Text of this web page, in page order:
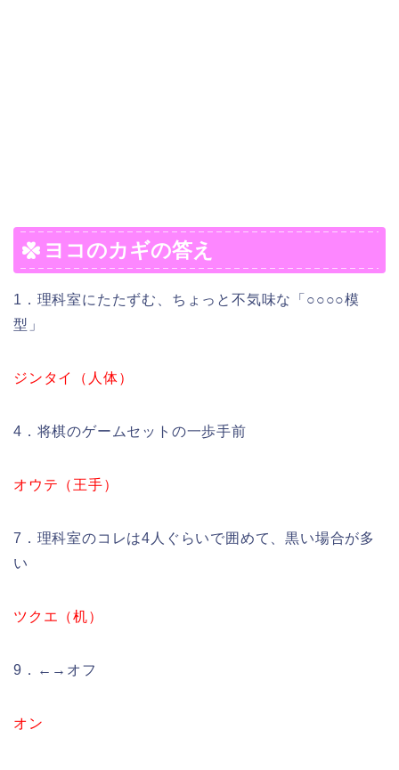
ヨコのカギの答え
1．理科室にたたずむ、ちょっと不気味な「○○○○模
型」
ジンタイ（人体）
4．将棋のゲームセットの一歩手前
オウテ（王手）
7．理科室のコレは4人ぐらいで囲めて、黒い場合が多
い
ツクエ（机）
9．←→オフ
オン